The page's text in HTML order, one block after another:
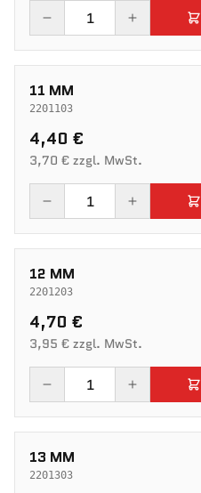
11 MM
2201103
4,40 €
3,70 € zzgl. MwSt.
12 MM
2201203
4,70 €
3,95 € zzgl. MwSt.
13 MM
2201303